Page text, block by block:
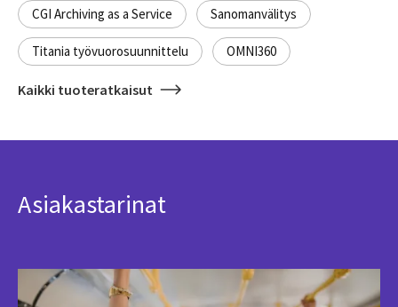
CGI Archiving as a Service Sanomanvälitys
Titania työvuorosuunnittelu OMNI360
Kaikki tuoteratkaisut
Asiakastarinat